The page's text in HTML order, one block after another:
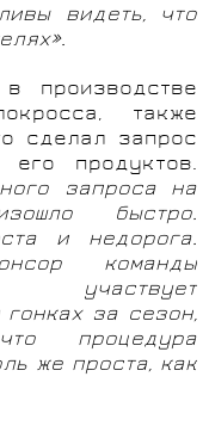
видеть, что
производстве
также
сделал запрос
продуктов.
запроса на
быстро.
и недорога.
команды
участвует
за сезон,
процедура
же проста, как